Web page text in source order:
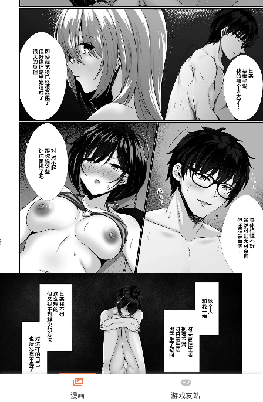
漫画 游戏友站